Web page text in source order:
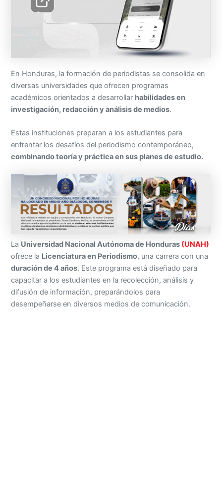
En Honduras, la formación de periodistas se consolida en
diversas universidades que ofrecen programas
académicos orientados a desarrollar habilidades en
investigación, redacción y análisis de medios.
Estas instituciones preparan a los estudiantes para
enfrentar los desafíos del periodismo contemporáneo,
combinando teoría y práctica en sus planes de estudio.
La Universidad Nacional Autónoma de Honduras (UNAH)
ofrece la Licenciatura en Periodismo, una carrera con una
duración de 4 años. Este programa está diseñado para
capacitar a los estudiantes en la recolección, análisis y
difusión de información, preparándolos para
desempeñarse en diversos medios de comunicación.